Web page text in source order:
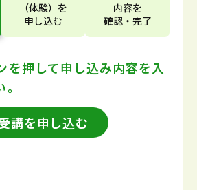
（体験） を
申し込む
内容を
確認・完了
を押して申し込み内容を入
講を申し込む